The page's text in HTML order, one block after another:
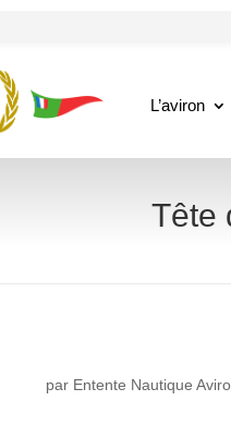
L’aviron
Tête
par Entente Nautique